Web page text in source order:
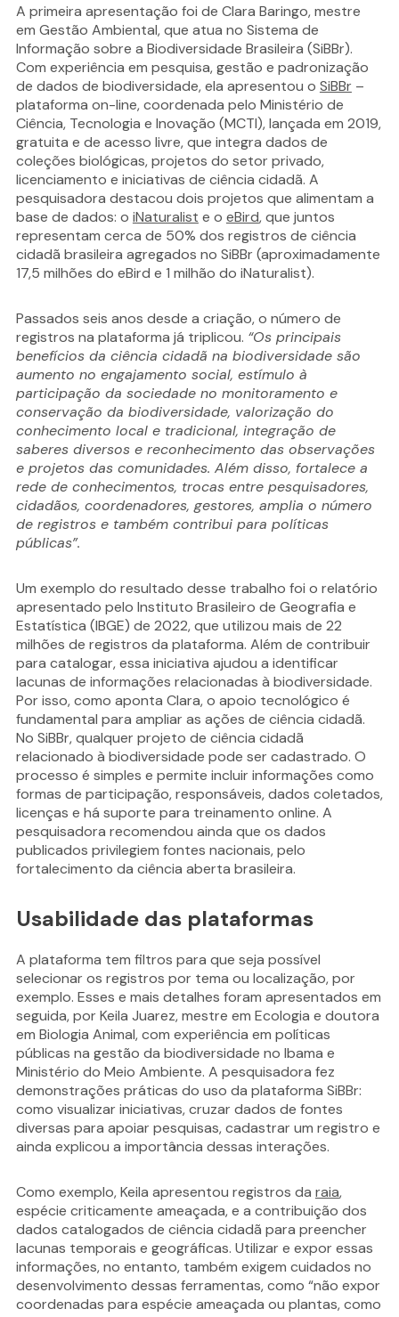
A primeira apresentação foi de Clara Baringo, mestre
em Gestão Ambiental, que atua no Sistema de
Informação sobre a Biodiversidade Brasileira (SiBBr).
Com experiência em pesquisa, gestão e padronização
de dados de biodiversidade, ela apresentou o SiBBr –
plataforma on-line, coordenada pelo Ministério de
Ciência, Tecnologia e Inovação (MCTI), lançada em 2019,
gratuita e de acesso livre, que integra dados de
coleções biológicas, projetos do setor privado,
licenciamento e iniciativas de ciência cidadã. A
pesquisadora destacou dois projetos que alimentam a
base de dados: o iNaturalist e o eBird, que juntos
representam cerca de 50% dos registros de ciência
cidadã brasileira agregados no SiBBr (aproximadamente
17,5 milhões do eBird e 1 milhão do iNaturalist).
Passados seis anos desde a criação, o número de
registros na plataforma já triplicou. “Os principais
benefícios da ciência cidadã na biodiversidade são
aumento no engajamento social, estímulo à
participação da sociedade no monitoramento e
conservação da biodiversidade, valorização do
conhecimento local e tradicional, integração de
saberes diversos e reconhecimento das observações
e projetos das comunidades. Além disso, fortalece a
rede de conhecimentos, trocas entre pesquisadores,
cidadãos, coordenadores, gestores, amplia o número
de registros e também contribui para políticas
públicas”.
Um exemplo do resultado desse trabalho foi o relatório
apresentado pelo Instituto Brasileiro de Geografia e
Estatística (IBGE) de 2022, que utilizou mais de 22
milhões de registros da plataforma. Além de contribuir
para catalogar, essa iniciativa ajudou a identificar
lacunas de informações relacionadas à biodiversidade.
Por isso, como aponta Clara, o apoio tecnológico é
fundamental para ampliar as ações de ciência cidadã.
No SiBBr, qualquer projeto de ciência cidadã
relacionado à biodiversidade pode ser cadastrado. O
processo é simples e permite incluir informações como
formas de participação, responsáveis, dados coletados,
licenças e há suporte para treinamento online. A
pesquisadora recomendou ainda que os dados
publicados privilegiem fontes nacionais, pelo
fortalecimento da ciência aberta brasileira.
Usabilidade das plataformas
A plataforma tem filtros para que seja possível
selecionar os registros por tema ou localização, por
exemplo. Esses e mais detalhes foram apresentados em
seguida, por Keila Juarez, mestre em Ecologia e doutora
em Biologia Animal, com experiência em políticas
públicas na gestão da biodiversidade no Ibama e
Ministério do Meio Ambiente. A pesquisadora fez
demonstrações práticas do uso da plataforma SiBBr:
como visualizar iniciativas, cruzar dados de fontes
diversas para apoiar pesquisas, cadastrar um registro e
ainda explicou a importância dessas interações.
Como exemplo, Keila apresentou registros da raia,
espécie criticamente ameaçada, e a contribuição dos
dados catalogados de ciência cidadã para preencher
lacunas temporais e geográficas. Utilizar e expor essas
informações, no entanto, também exigem cuidados no
desenvolvimento dessas ferramentas, como “não expor
coordenadas para espécie ameaçada ou plantas, como